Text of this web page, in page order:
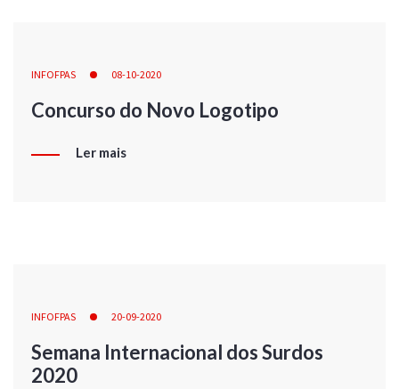
INFOFPAS 08-10-2020
Concurso do Novo Logotipo
Ler mais
INFOFPAS 20-09-2020
Semana Internacional dos Surdos
2020